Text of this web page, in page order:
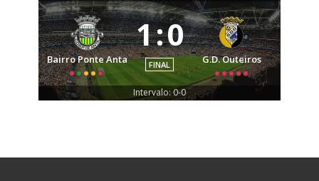
Bairro Ponte Anta
1:0
FINAL G.D. Outeiros
Intervalo: 0-0